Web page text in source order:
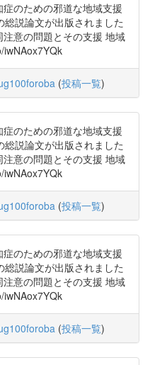
のための邪道な地域支援
説論文が出版されました
意の問題とその支援 地域
iwNAox7YQk
(投稿一覧)
のための邪道な地域支援
説論文が出版されました
意の問題とその支援 地域
iwNAox7YQk
(投稿一覧)
のための邪道な地域支援
説論文が出版されました
意の問題とその支援 地域
iwNAox7YQk
(投稿一覧)